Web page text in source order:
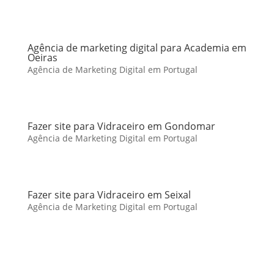
Agência de marketing digital para Academia em
Oeiras
Agência de Marketing Digital em Portugal
Fazer site para Vidraceiro em Gondomar
Agência de Marketing Digital em Portugal
Fazer site para Vidraceiro em Seixal
Agência de Marketing Digital em Portugal